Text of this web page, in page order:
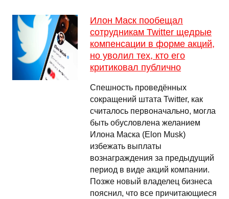
Илон Маск пообещал
сотрудникам Twitter щедрые
компенсации в форме акций,
но уволил тех, кто его
критиковал публично
Спешность проведённых
сокращений штата Twitter, как
считалось первоначально, могла
быть обусловлена желанием
Илона Маска (Elon Musk)
избежать выплаты
вознаграждения за предыдущий
период в виде акций компании.
Позже новый владелец бизнеса
пояснил, что все причитающиеся